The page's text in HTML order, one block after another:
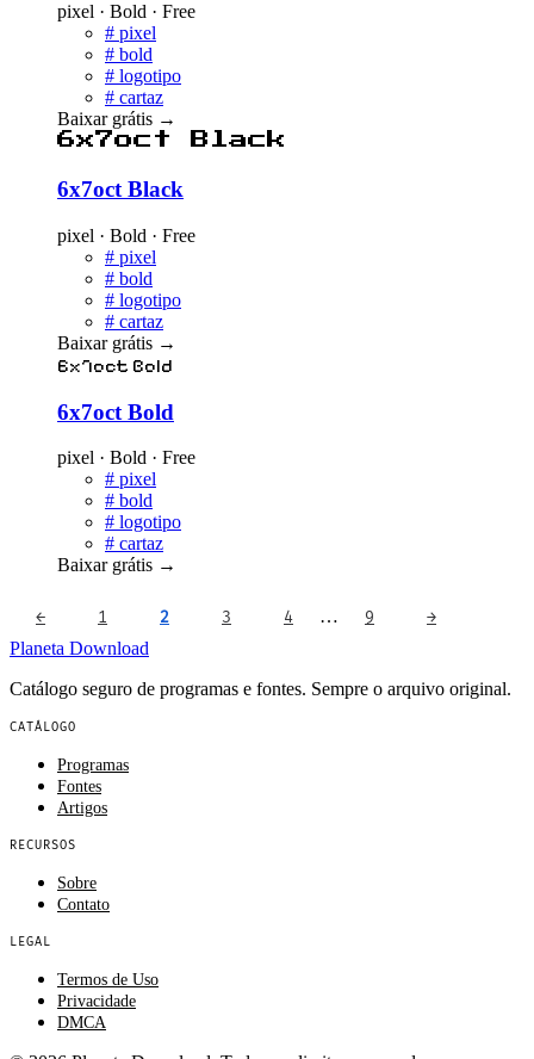
pixel · Bold · Free
# pixel
# bold
# logotipo
# cartaz
Baixar grátis →
6x7oct Black
6x7oct Black
pixel · Bold · Free
# pixel
# bold
# logotipo
# cartaz
Baixar grátis →
6x7oct Bold
6x7oct Bold
pixel · Bold · Free
# pixel
# bold
# logotipo
# cartaz
Baixar grátis →
← 1 2 3 4 … 9
→
Planeta Download
Catálogo seguro de programas e fontes. Sempre o arquivo original.
CATÁLOGO
Programas
Fontes
Artigos
RECURSOS
Sobre
Contato
LEGAL
Termos de Uso
Privacidade
DMCA